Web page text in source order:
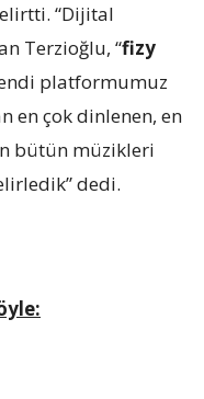
“Dijital
Terzioğlu, “fizy
platformumuz
en çok dinlenen, en
bütün müzikleri
dedi.